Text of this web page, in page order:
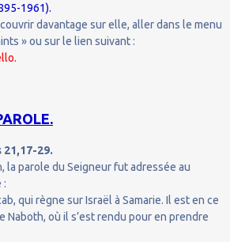
1961).
davantage sur elle, aller dans le menu
» ou sur le lien suivant :
29.
la parole du Seigneur fut adressée au
:
qui règne sur Israël à Samarie. Il est en ce
Naboth, où il s’est rendu pour en prendre